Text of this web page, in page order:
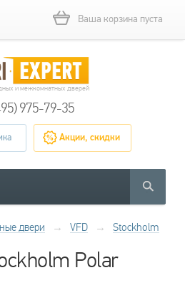
Ваша корзина пуста
и межкомнатных дверей
975-79-35
Акции, скидки
двери → VFD → Stockholm
Polar